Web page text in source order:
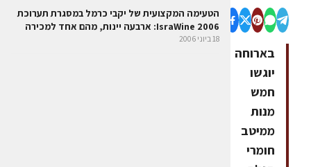
בארוחה
יוגשו
חמש
מנות
ממיטב
חומרי
הטעימה המקצועית של יקבי כרמל במסגרת תערוכת
IsraWine 2006: ארבעה יינות, מהם אחד למכירה
18 ביוני 2006